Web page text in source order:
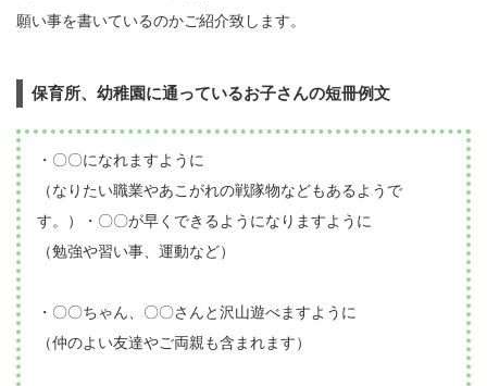
願い事を書いているのかご紹介致します。
保育所、幼稚園に通っているお子さんの短冊例文
・〇〇になれますように
（なりたい職業やあこがれの戦隊物などもあるようで
す。）・〇〇が早くできるようになりますように
（勉強や習い事、運動など）
・〇〇ちゃん、〇〇さんと沢山遊べますように
（仲のよい友達やご両親も含まれます）